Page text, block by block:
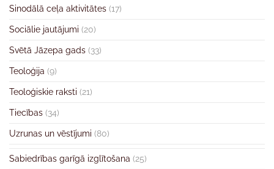
Sinodālā ceļa aktivitātes (17)
Sociālie jautājumi (20)
Svētā Jāzepa gads (33)
Teoloģija (9)
Teoloģiskie raksti (21)
Tiecības (34)
Uzrunas un vēstījumi (80)
Sabiedrības garīgā izglītošana (25)